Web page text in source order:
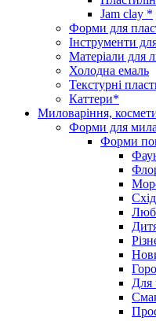
Jam clay *
Форми для
Інструменти
Матеріали для
Холодна емаль
Текстурні
Каттери*
Миловаріння,
Форми для мила
Форми
Для